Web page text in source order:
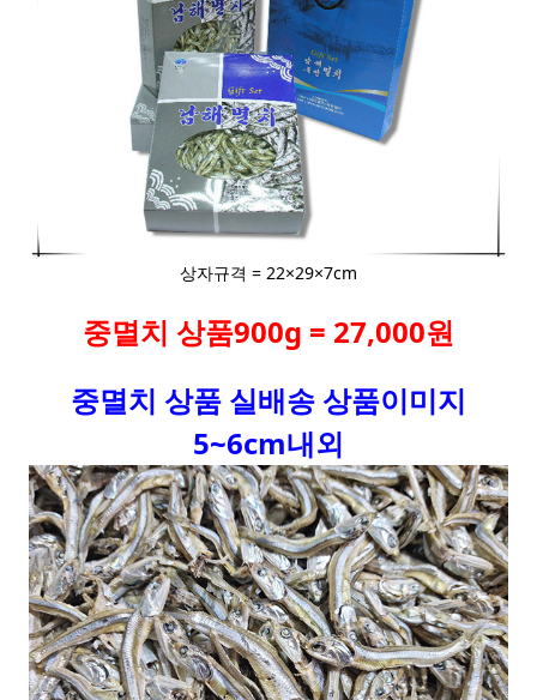
상자규격 = 22×29×7cm
중멸치 상품900g = 27,000원
중멸치 상품 실배송 상품이미지
5~6cm내외